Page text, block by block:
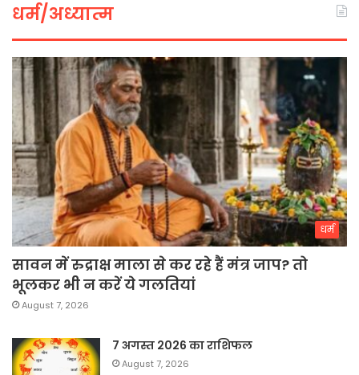
धर्म/अध्यात्म
धर्म
सावन में रुद्राक्ष माला से कर रहे हैं मंत्र जाप? तो
भूलकर भी न करें ये गलतियां
August 7, 2026
7 अगस्त 2026 का राशिफल
August 7, 2026